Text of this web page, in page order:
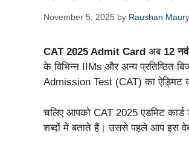
November 5, 2025 by Raushan
CAT 2025 Admit Card अब 12
के विभिन्न IIMs और अन्य प्रतिष्ठित
Admission Test (CAT) का ऐड्मिट
चलिए आपको CAT 2025 एडमिट कार्ड
शब्दों में बताते हैं। उससे पहले आप इस